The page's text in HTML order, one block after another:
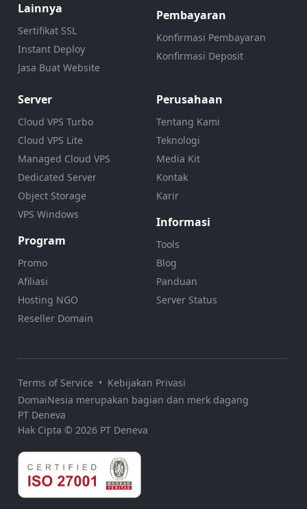
Lainnya
Sertifikat SSL
Instant Deploy
Jasa Buat Website
Pembayaran
Konfirmasi Pembayaran
Konfirmasi Deposit
Server
Cloud VPS Turbo
Cloud VPS Lite
Managed Cloud VPS
Dedicated Server
Object Storage
VPS Windows
Program
Promo
Afiliasi
Hosting NGO
Reseller Domain
Perusahaan
Tentang Kami
Teknologi
Media Kit
Kontak
Karir
Informasi
Tools
Blog
Panduan
Server Status
Terms of Service • Kebijakan Privasi
DomaiNesia merupakan bagian dan merk dagang
PT Deneva
Hak Cipta © 2026 PT Deneva